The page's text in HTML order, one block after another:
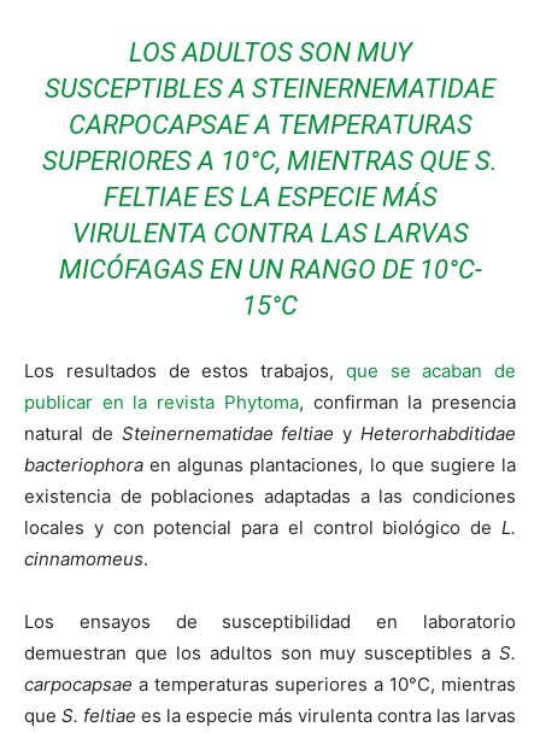
LOS ADULTOS SON MUY
SUSCEPTIBLES A STEINERNEMATIDAE
CARPOCAPSAEA TEMPERATURAS
SUPERIORES A 10°C, MIENTRAS QUES.
FELTIAEES LA ESPECIE MÁS
VIRULENTA CONTRA LAS LARVAS
MICÓFAGAS EN UN RANGO DE 10°C-
15°C
Los resultados de estos trabajos, que se acaban de
publicar en la revista Phytoma, confirman la presencia
natural de Steinernematidae feltiae yHeterorhabditidae
bacteriophora en algunas plantaciones, lo que sugiere la
existencia de poblaciones adaptadas a las condiciones
locales y con potencial para el control biológico de L.
cinnamomeus.
Los ensayos de susceptibilidad en laboratorio
demuestran que los adultos son muy susceptibles a S.
carpocapsae a temperaturas superiores a 10°C, mientras
que S. feltiae es la especie más virulenta contra las larvas